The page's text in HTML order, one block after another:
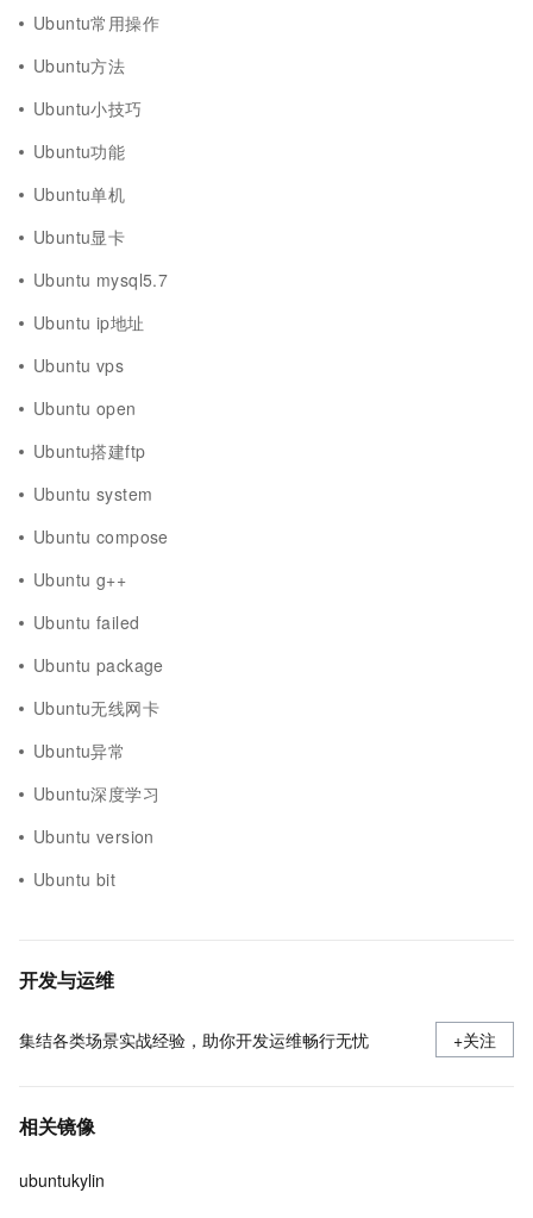
Ubuntu常用操作
Ubuntu方法
Ubuntu小技巧
Ubuntu功能
Ubuntu单机
Ubuntu显卡
Ubuntu mysql5.7
Ubuntu ip地址
Ubuntu vps
Ubuntu open
Ubuntu搭建ftp
Ubuntu system
Ubuntu compose
Ubuntu g++
Ubuntu failed
Ubuntu package
Ubuntu无线网卡
Ubuntu异常
Ubuntu深度学习
Ubuntu version
Ubuntu bit
开发与运维
集结各类场景实战经验，助你开发运维畅行无忧 +关注
相关镜像
ubuntukylin